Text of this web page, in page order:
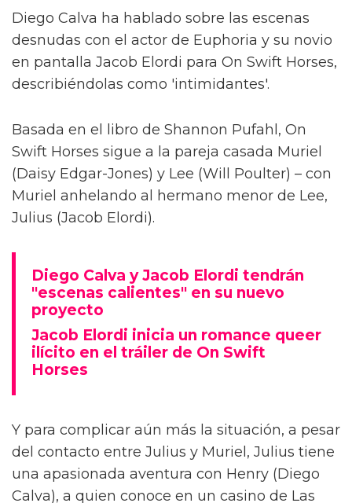
Diego Calva ha hablado sobre las escenas
desnudas con el actor de Euphoria y su novio
en pantalla Jacob Elordi para On Swift Horses,
describiéndolas como 'intimidantes'.
Basada en el libro de Shannon Pufahl, On
Swift Horses sigue a la pareja casada Muriel
(Daisy Edgar-Jones) y Lee (Will Poulter) – con
Muriel anhelando al hermano menor de Lee,
Julius (Jacob Elordi).
Diego Calva y Jacob Elordi tendrán
"escenas calientes" en su nuevo
proyecto
Jacob Elordi inicia un romance queer
ilícito en el tráiler de On Swift
Horses
Y para complicar aún más la situación, a pesar
del contacto entre Julius y Muriel, Julius tiene
una apasionada aventura con Henry (Diego
Calva), a quien conoce en un casino de Las